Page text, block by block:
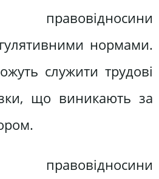
правовідносини
нормами.
служити трудові
що виникають за